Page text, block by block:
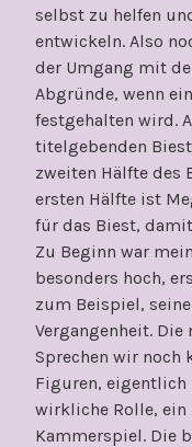
selbst zu helfen
entwickeln. Also
der Umgang mit
Abgründe, wenn
festgehalten wird.
titelgebenden
zweiten Hälfte des
ersten Hälfte ist
für das Biest,
Zu Beginn war
besonders hoch,
zum Beispiel,
Vergangenheit.
Sprechen wir noch
Figuren, eigentlich
wirkliche Rolle, ein
Kammerspiel. Die